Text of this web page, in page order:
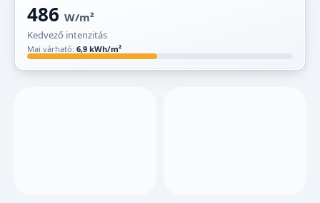
486 W/m²
Kedvező intenzitás
Mai várható: 6,9 kWh/m²